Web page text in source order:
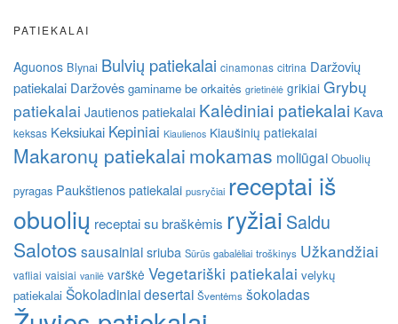
PATIEKALAI
Aguonos Blynai Bulvių patiekalai cinamonas citrina Daržovių
patiekalai Daržovės gaminame be orkaitės grietinėlė grikiai Grybų
patiekalai Jautienos patiekalai Kalėdiniai patiekalai Kava
keksas Keksiukai Kepiniai Kiaulienos Kiaušinių patiekalai
Makaronų patiekalai mokamas moliūgai Obuolių
pyragas Paukštienos patiekalai pusryčiai receptai iš
obuolių receptai su braškėmis ryžiai Saldu
Salotos sausainiai sriuba Sūrūs gabalėliai troškinys Užkandžiai
vafliai vaisiai vanilė varškė Vegetariški patiekalai velykų
patiekalai Šokoladiniai desertai Šventėms šokoladas